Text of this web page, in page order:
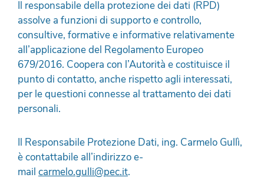
Il responsabile della protezione dei dati (RPD)
assolve a funzioni di supporto e controllo,
consultive, formative e informative relativamente
all’applicazione del Regolamento Europeo
679/2016. Coopera con l’Autorità e costituisce il
punto di contatto, anche rispetto agli interessati,
per le questioni connesse al trattamento dei dati
personali.
Il Responsabile Protezione Dati, ing. Carmelo Gullì,
è contattabile all’indirizzo e-
mail carmelo.gulli@pec.it.